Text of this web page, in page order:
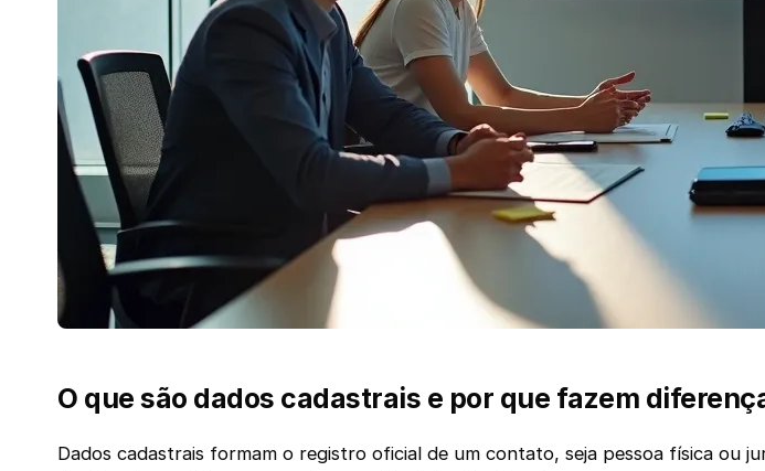
O que são dados cadastrais e por que fazem
Dados cadastrais formam o registro oficial de um contato, seja pessoa física ou